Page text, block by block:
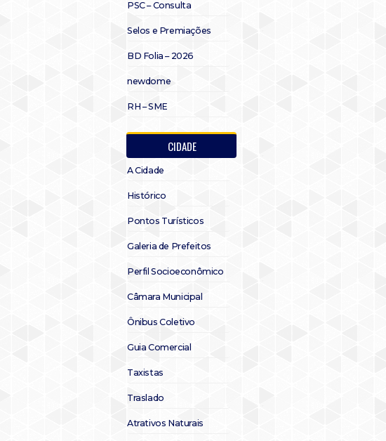
PSC – Consulta
Selos e Premiações
BD Folia – 2026
newdome
RH – SME
CIDADE
A Cidade
Histórico
Pontos Turísticos
Galeria de Prefeitos
Perfil Socioeconômico
Câmara Municipal
Ônibus Coletivo
Guia Comercial
Taxistas
Traslado
Atrativos Naturais